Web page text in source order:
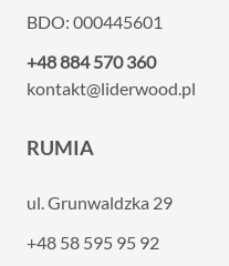
BDO: 000445601
+48 884 570 360
kontakt@liderwood.pl
RUMIA
ul. Grunwaldzka 29
+48 58 595 95 92